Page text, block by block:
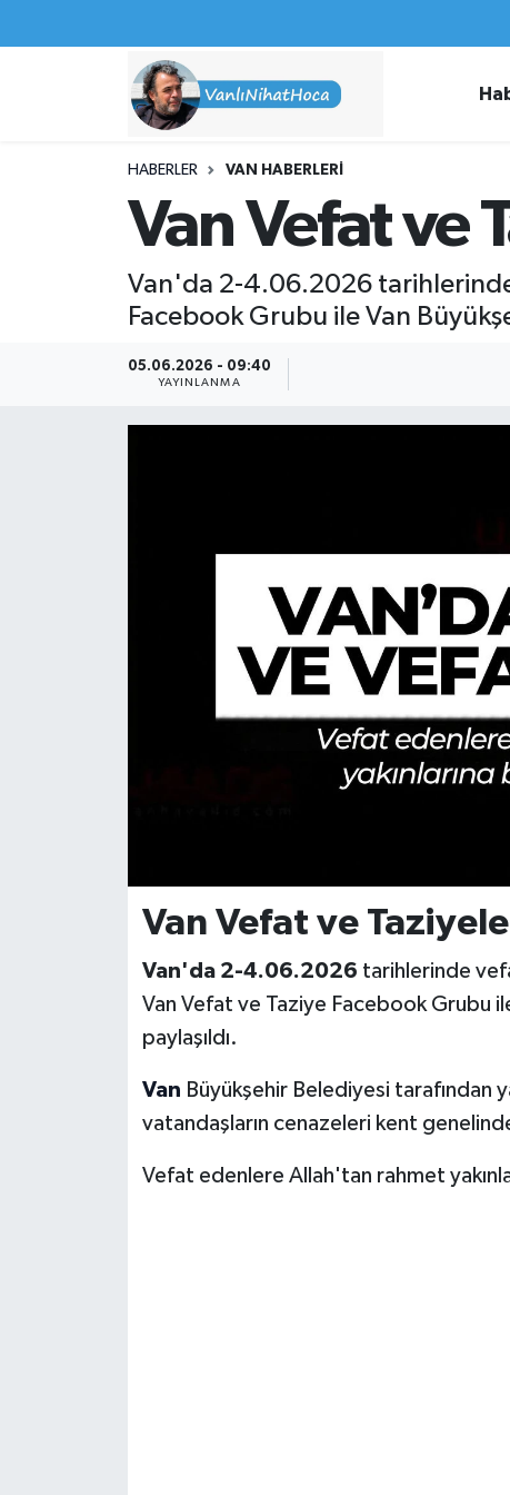
HABERLER VAN HABERLERI
Van Vefat ve
Van'da 2-4.06.2026
Facebook Grubu ile Van
05.06.2026 - 09:40
YAYINLANMA
Van Vefat ve
Van'da 2-4.06.2026 tarihlerinde
Van Vefat ve Taziye Facebook Grubu
paylaşıldı.
Van Büyükşehir Belediyesi tarafından
vatandaşların cenazeleri kent
Vefat edenlere Allah'tan rahmet
Haberler
İş İlanları
Etkinlikler
Köşe Yazıları
Hakkımda
İpekyolu Nöbetçi Eczaneler
İpekyolu Trafik Yoğunluk Haritası
Tüm Manşetler
Son Dakika Haberleri
Haber Arşivi